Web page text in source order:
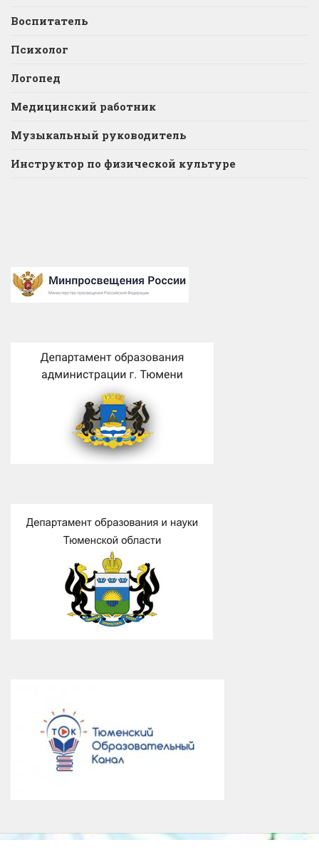
Воспитатель
Психолог
Логопед
Медицинский работник
Музыкальный руководитель
Инструктор по физической культуре